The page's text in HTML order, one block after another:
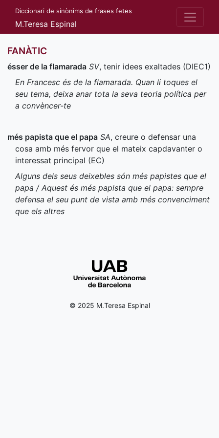
Diccionari de sinònims de frases fetes
M.Teresa Espinal
FANÀTIC
ésser de la flamarada SV, tenir idees exaltades (DIEC1)
En Francesc és de la flamarada. Quan li toques el
seu tema, deixa anar tota la seva teoria política per
a convèncer-te
més papista que el papa SA, creure o defensar una
cosa amb més fervor que el mateix capdavanter o
interessat principal (EC)
Alguns dels seus deixebles són més papistes que el
papa / Aquest és més papista que el papa: sempre
defensa el seu punt de vista amb més convenciment
que els altres
© 2025 M.Teresa Espinal